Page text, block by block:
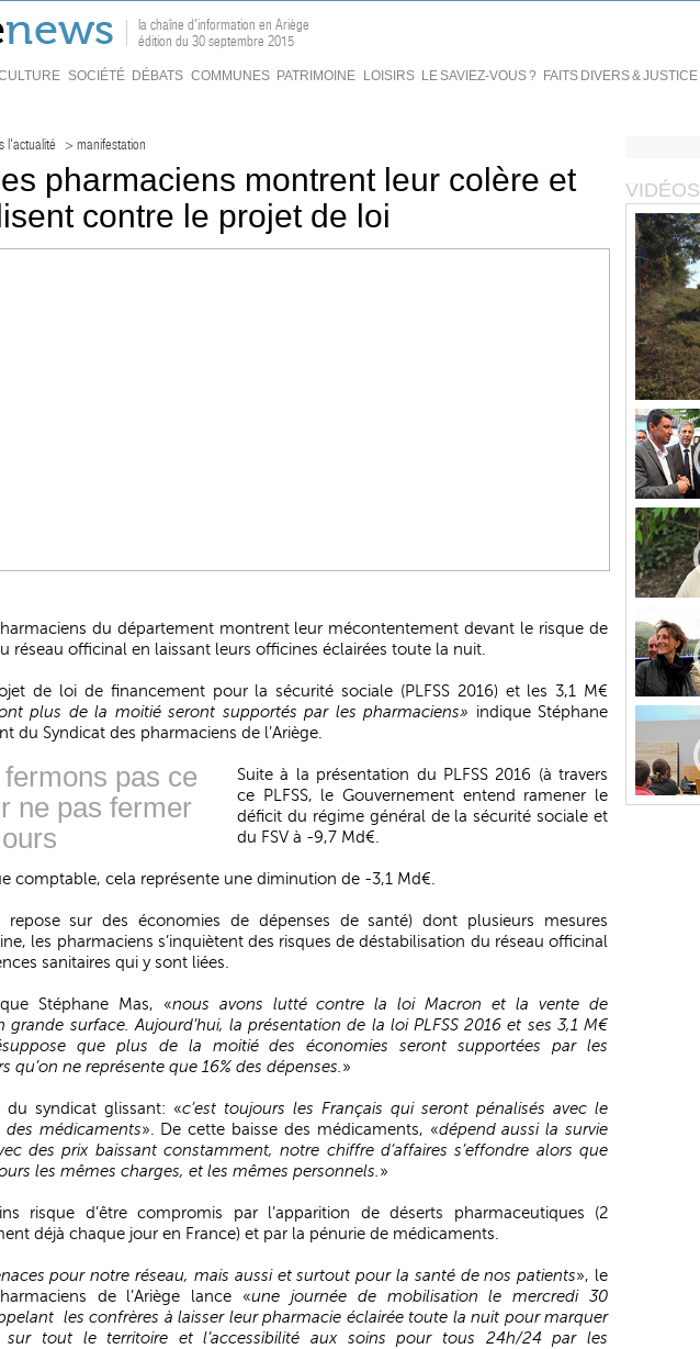
la chaîne d'information en Ariège
édition du 30 septembre 2015
SOCIÉTÉ DÉBATS COMMUNES PATRIMOINE LOISIRS LE SAVIEZ-VOUS ? FAITS DIVERS & JUSTICE
l'actualité > manifestation
pharmaciens montrent leur colère et
contre le projet de loi
du département montrent leur mécontentement devant le risque de
réseau officinal en laissant leurs officines éclairées toute la nuit.
de loi de financement pour la sécurité sociale (PLFSS 2016) et les 3,1 M€
plus de la moitié seront supportés par les pharmaciens» indique Stéphane
du Syndicat des pharmaciens de l’Ariège.
pas ce
ne pas fermer
Suite à la présentation du PLFSS 2016 (à travers
ce PLFSS, le Gouvernement entend ramener le
déficit du régime général de la sécurité sociale et
du FSV à -9,7 Md€.
comptable, cela représente une diminution de -3,1 Md€.
sur des économies de dépenses de santé) dont plusieurs mesures
les pharmaciens s’inquiètent des risques de déstabilisation du réseau officinal
sanitaires qui y sont liées.
Stéphane Mas, «nous avons lutté contre la loi Macron et la vente de
grande surface. Aujourd’hui, la présentation de la loi PLFSS 2016 et ses 3,1 M€
que plus de la moitié des économies seront supportées par les
qu’on ne représente que 16% des dépenses. »
du syndicat glissant: «c’est toujours les Français qui seront pénalisés avec le
médicaments». De cette baisse des médicaments, «dépend aussi la survie
des prix baissant constamment, notre chiffre d’affaires s’effondre alors que
les mêmes charges, et les mêmes personnels. »
risque d’être compromis par l’apparition de déserts pharmaceutiques (2
déjà chaque jour en France) et par la pénurie de médicaments.
pour notre réseau, mais aussi et surtout pour la santé de nos patients», le
de l’Ariège lance «une journée de mobilisation le mercredi 30
les confrères à laisser leur pharmacie éclairée toute la nuit pour marquer
sur tout le territoire et l’accessibilité aux soins pour tous 24h/24 par les
VIDÉOS